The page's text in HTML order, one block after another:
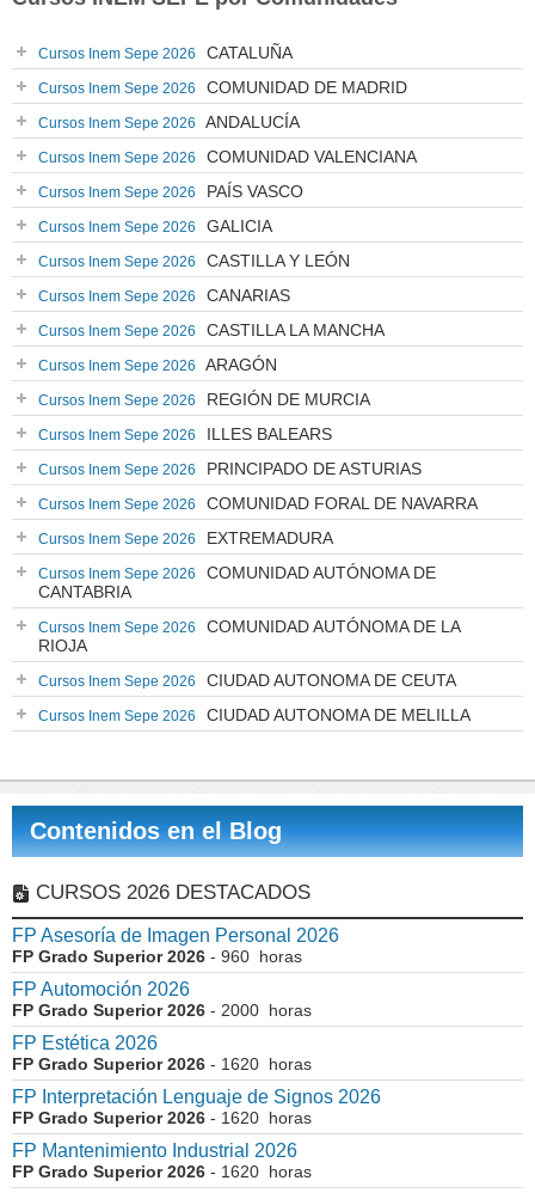
Cursos Inem Sepe 2026 CATALUÑA
Cursos Inem Sepe 2026 COMUNIDAD DE MADRID
Cursos Inem Sepe 2026 ANDALUCÍA
Cursos Inem Sepe 2026 COMUNIDAD VALENCIANA
Cursos Inem Sepe 2026 PAÍS VASCO
Cursos Inem Sepe 2026 GALICIA
Cursos Inem Sepe 2026 CASTILLA Y LEÓN
Cursos Inem Sepe 2026 CANARIAS
Cursos Inem Sepe 2026 CASTILLA LA MANCHA
Cursos Inem Sepe 2026 ARAGÓN
Cursos Inem Sepe 2026 REGIÓN DE MURCIA
Cursos Inem Sepe 2026 ILLES BALEARS
Cursos Inem Sepe 2026 PRINCIPADO DE ASTURIAS
Cursos Inem Sepe 2026 COMUNIDAD FORAL DE NAVARRA
Cursos Inem Sepe 2026 EXTREMADURA
Cursos Inem Sepe 2026
COMUNIDAD AUTÓNOMA DE
CANTABRIA
Cursos Inem Sepe 2026
COMUNIDAD AUTÓNOMA DE LA
RIOJA
Cursos Inem Sepe 2026 CIUDAD AUTONOMA DE CEUTA
Cursos Inem Sepe 2026 CIUDAD AUTONOMA DE MELILLA
Contenidos en el Blog
CURSOS 2026 DESTACADOS
FP Asesoría de Imagen Personal 2026
FP Grado Superior 2026 - 960 horas
FP Automoción 2026
FP Grado Superior 2026 - 2000 horas
FP Estética 2026
FP Grado Superior 2026 - 1620 horas
FP Interpretación Lenguaje de Signos 2026
FP Grado Superior 2026 - 1620 horas
FP Mantenimiento Industrial 2026
FP Grado Superior 2026 - 1620 horas